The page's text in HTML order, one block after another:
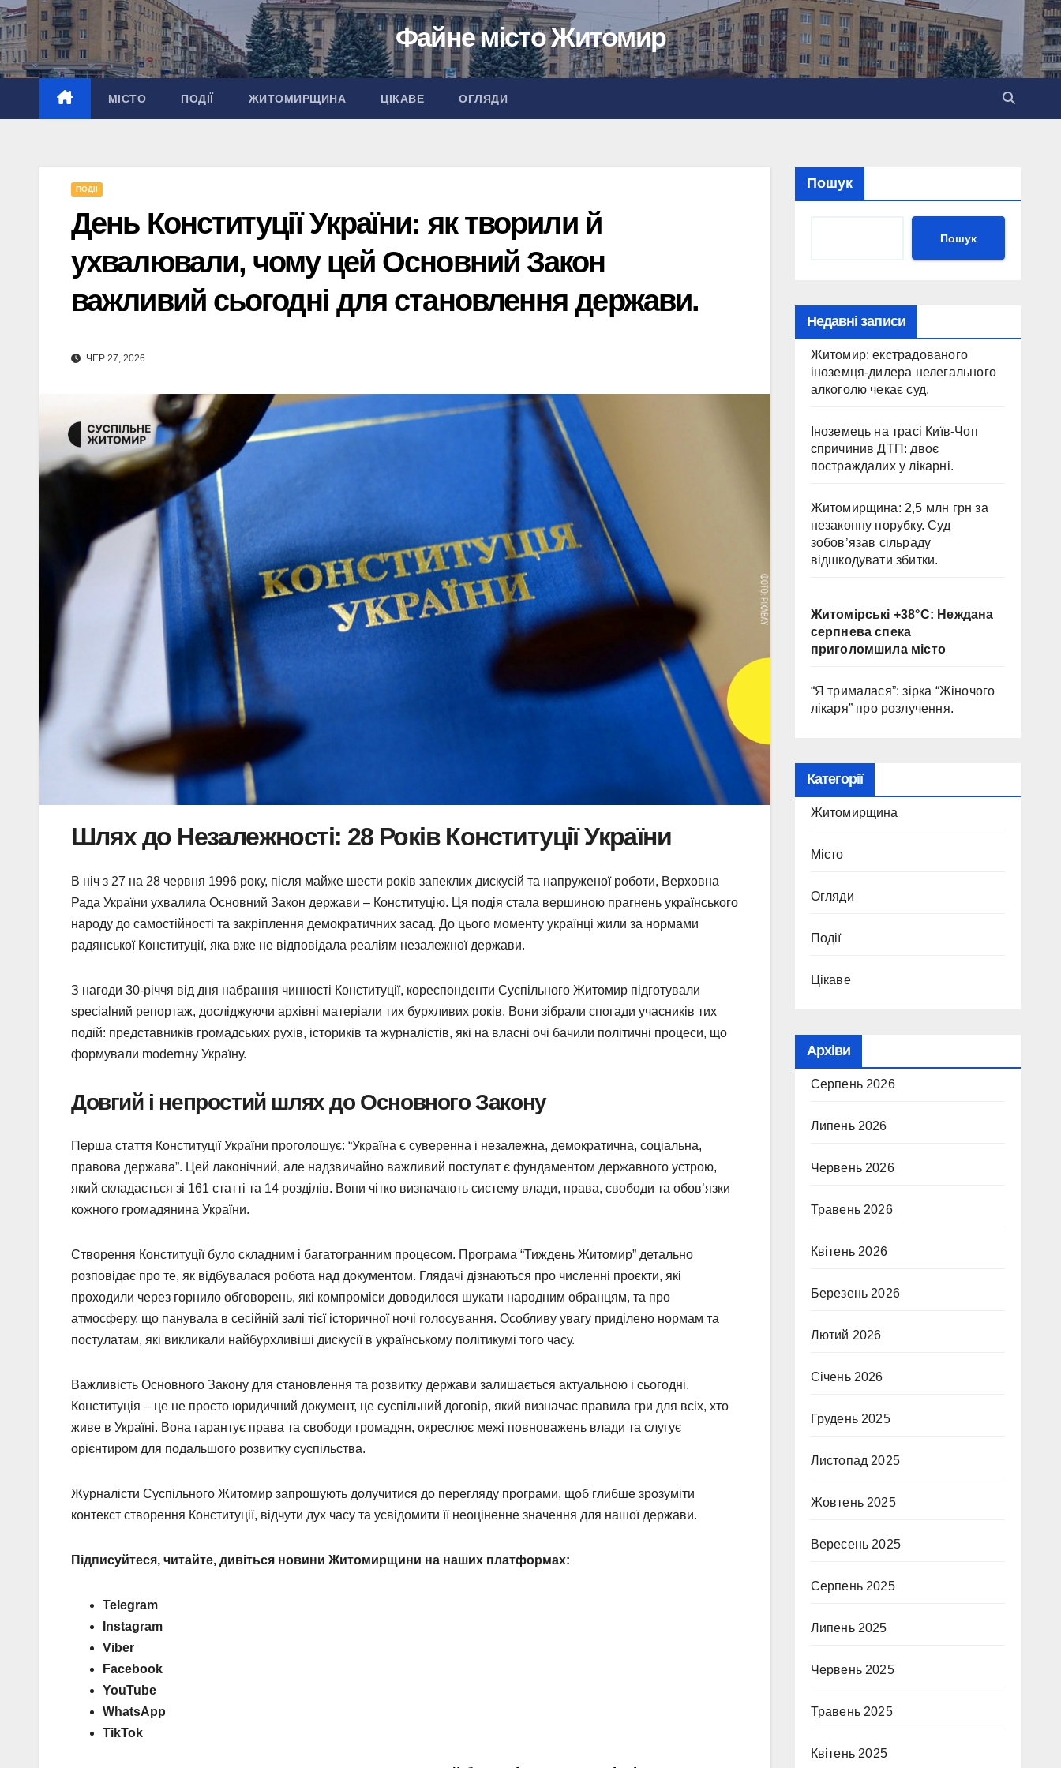
Перейти
до
вмісту
Файне місто Житомир
МІСТО ПОДІЇ ЖИТОМИРЩИНА ЦІКАВЕ ОГЛЯДИ
ПОДІЇ
День Конституції України: як творили й
ухвалювали, чому цей Основний Закон
важливий сьогодні для становлення держави.
ЧЕР 27, 2026
Шлях до Незалежності: 28 Років Конституції України
В ніч з 27 на 28 червня 1996 року, після майже шести років запеклих дискусій та напруженої роботи, Верховна
Рада України ухвалила Основний Закон держави – Конституцію. Ця подія стала вершиною прагнень українського
народу до самостійності та закріплення демократичних засад. До цього моменту українці жили за нормами
радянської Конституції, яка вже не відповідала реаліям незалежної держави.
З нагоди 30-річчя від дня набрання чинності Конституції, кореспонденти Суспільного Житомир підготували
specialний репортаж, досліджуючи архівні матеріали тих бурхливих років. Вони зібрали спогади учасників тих
подій: представників громадських рухів, істориків та журналістів, які на власні очі бачили політичні процеси, що
формували modernну Україну.
Довгий і непростий шлях до Основного Закону
Перша стаття Конституції України проголошує: “Україна є суверенна і незалежна, демократична, соціальна,
правова держава”. Цей лаконічний, але надзвичайно важливий постулат є фундаментом державного устрою,
який складається зі 161 статті та 14 розділів. Вони чітко визначають систему влади, права, свободи та обов’язки
кожного громадянина України.
Створення Конституції було складним і багатогранним процесом. Програма “Тиждень Житомир” детально
розповідає про те, як відбувалася робота над документом. Глядачі дізнаються про численні проєкти, які
проходили через горнило обговорень, які компроміси доводилося шукати народним обранцям, та про
атмосферу, що панувала в сесійній залі тієї історичної ночі голосування. Особливу увагу приділено нормам та
постулатам, які викликали найбурхливіші дискусії в українському політикумі того часу.
Важливість Основного Закону для становлення та розвитку держави залишається актуальною і сьогодні.
Конституція – це не просто юридичний документ, це суспільний договір, який визначає правила гри для всіх, хто
живе в Україні. Вона гарантує права та свободи громадян, окреслює межі повноважень влади та слугує
орієнтиром для подальшого розвитку суспільства.
Журналісти Суспільного Житомир запрошують долучитися до перегляду програми, щоб глибше зрозуміти
контекст створення Конституції, відчути дух часу та усвідомити її неоціненне значення для нашої держави.
Підписуйтеся, читайте, дивіться новини Житомирщини на наших платформах:
Telegram
Instagram
Viber
Facebook
YouTube
WhatsApp
TikTok
Пошук
Пошук
Недавні записи
Житомир: екстрадованого
іноземця-дилера нелегального
алкоголю чекає суд.
Іноземець на трасі Київ-Чоп
спричинив ДТП: двоє
постраждалих у лікарні.
Житомирщина: 2,5 млн грн за
незаконну порубку. Суд
зобов’язав сільраду
відшкодувати збитки.
Житомірські +38°C: Неждана
серпнева спека
приголомшила місто
“Я трималася”: зірка “Жіночого
лікаря” про розлучення.
Категорії
Житомирщина
Місто
Огляди
Події
Цікаве
Архіви
Серпень 2026
Липень 2026
Червень 2026
Травень 2026
Квітень 2026
Березень 2026
Лютий 2026
Січень 2026
Грудень 2025
Листопад 2025
Жовтень 2025
Вересень 2025
Серпень 2025
Липень 2025
Червень 2025
Травень 2025
Квітень 2025